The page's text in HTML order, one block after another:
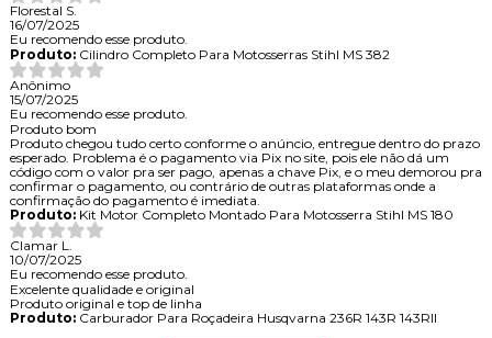
Florestal S.
16/07/2025
Eu recomendo esse produto.
Produto:Cilindro Completo Para Motosserras Stihl MS 382
Anônimo
15/07/2025
Eu recomendo esse produto.
Produto bom
Produto chegou tudo certo conforme o anúncio, entregue dentro do prazo
esperado. Problema é o pagamento via Pix no site, pois ele não dá um
código com o valor pra ser pago, apenas a chave Pix, e o meu demorou pra
confirmar o pagamento, ou contrário de outras plataformas onde a
confirmação do pagamento é imediata.
Produto:Kit Motor Completo Montado Para Motosserra Stihl MS 180
Clamar L.
10/07/2025
Eu recomendo esse produto.
Excelente qualidade e original
Produto original e top de linha
Produto:Carburador Para Roçadeira Husqvarna 236R 143R 143RII